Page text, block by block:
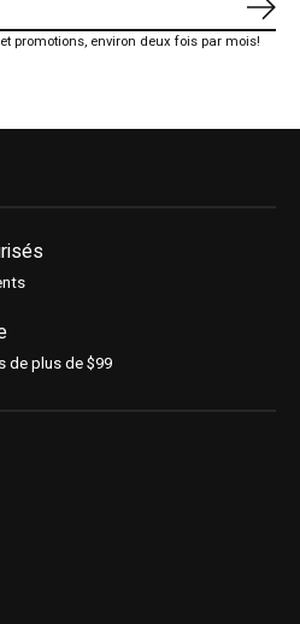
promotions, environ deux fois par mois!
de plus de $99